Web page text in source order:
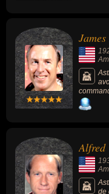
survécu
la Lune.
Alfred
de